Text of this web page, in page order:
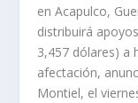
en Acapulco,
distribuirá
3,457 dólares) a
afectación,
Montiel, el